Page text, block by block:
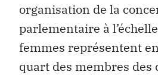
organisation de la
parlementaire à
femmes représentent
quart des membres des